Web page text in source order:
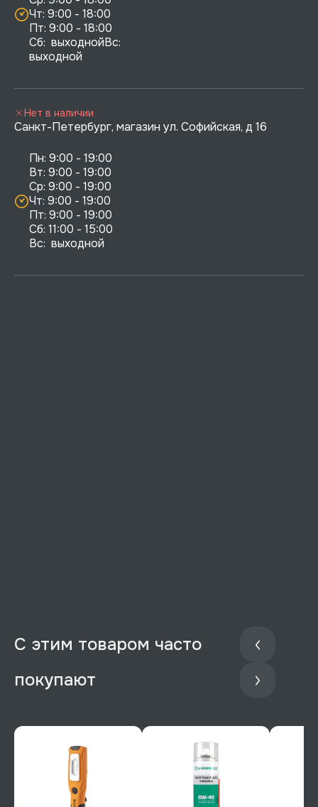
Чт: 9:00 - 18:00
Пт: 9:00 - 18:00
Сб:  выходнойВс:
выходной
Санкт-Петербург, магазин ул. Софийская, д 16
Пн: 9:00 - 19:00
Вт: 9:00 - 19:00
Ср: 9:00 - 19:00
Чт: 9:00 - 19:00
Пт: 9:00 - 19:00
Сб: 11:00 - 15:00
Вс:  выходной
Нет в наличии
С этим товаром часто
покупают